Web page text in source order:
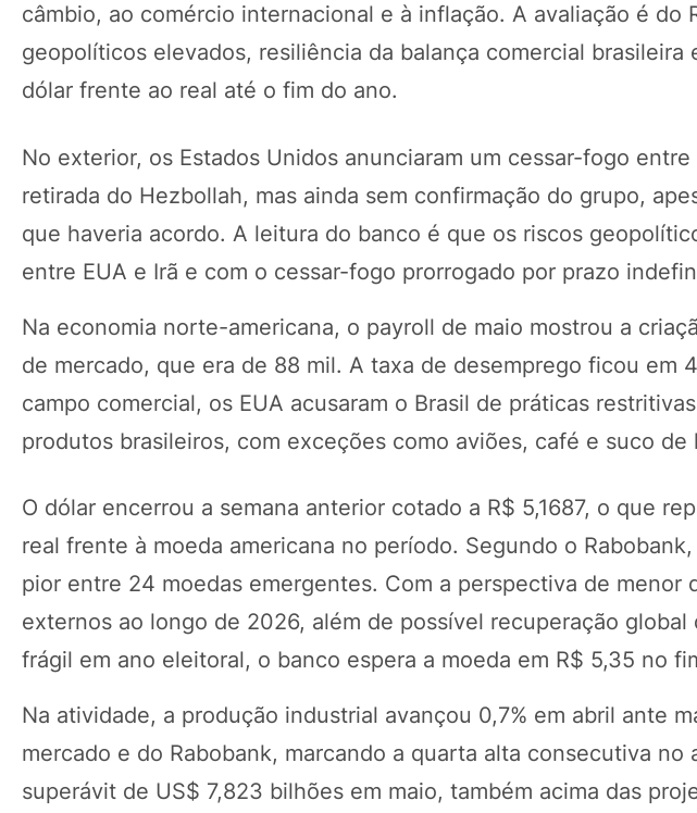
câmbio, ao comércio internacional e à inflação. A avaliação é do
geopolíticos elevados, resiliência da balança comercial
dólar frente ao real até o fim do ano.
No exterior, os Estados Unidos anunciaram um cessar-fogo
retirada do Hezbollah, mas ainda sem confirmação do grupo,
que haveria acordo. A leitura do banco é que os riscos
entre EUA e Irã e com o cessar-fogo prorrogado por prazo
Na economia norte-americana, o payroll de maio mostrou a
de mercado, que era de 88 mil. A taxa de desemprego ficou em
campo comercial, os EUA acusaram o Brasil de práticas
produtos brasileiros, com exceções como aviões, café e suco de
O dólar encerrou a semana anterior cotado a R$ 5,1687, o que
real frente à moeda americana no período. Segundo o
pior entre 24 moedas emergentes. Com a perspectiva de menor
externos ao longo de 2026, além de possível recuperação
frágil em ano eleitoral, o banco espera a moeda em R$ 5,35 no
Na atividade, a produção industrial avançou 0,7% em abril ante
mercado e do Rabobank, marcando a quarta alta consecutiva no
superávit de US$ 7,823 bilhões em maio, também acima das